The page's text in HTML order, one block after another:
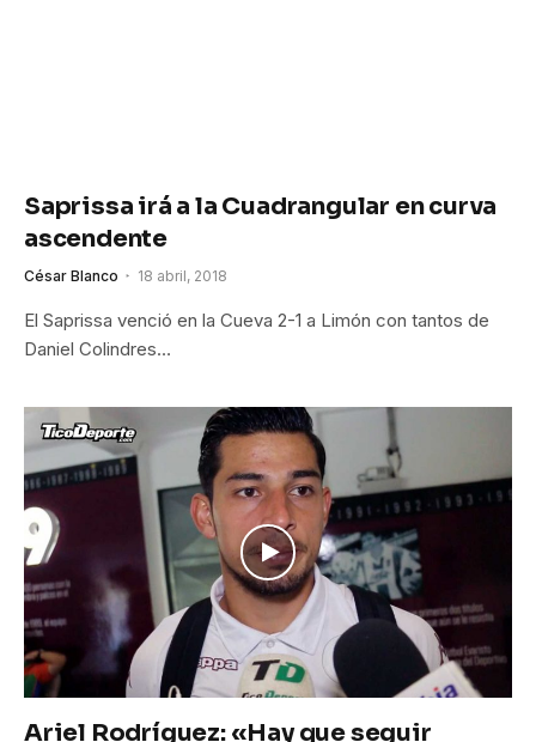
Saprissa irá a la Cuadrangular en curva
ascendente
César Blanco 18 abril, 2018
El Saprissa venció en la Cueva 2-1 a Limón con tantos de
Daniel Colindres…
Ariel Rodríguez: «Hay que seguir